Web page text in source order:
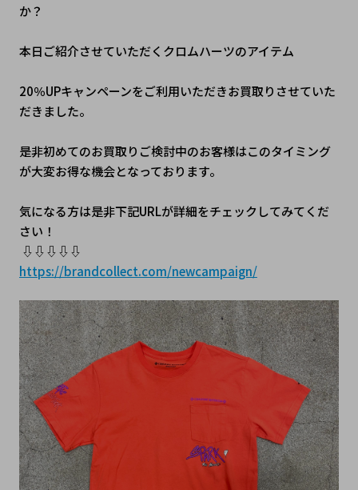
か？
本日ご紹介させていただくクロムハーツのアイテム
20％UPキャンペーンをご利用いただきお買取りさせていた
だきました。
是非初めてのお買取りご検討中のお客様はこのタイミング
が大変お得な機会となっております。
気になる方は是非下記URLが詳細をチェックしてみてくだ
さい！
⇩⇩⇩⇩⇩
https://brandcollect.com/newcampaign/